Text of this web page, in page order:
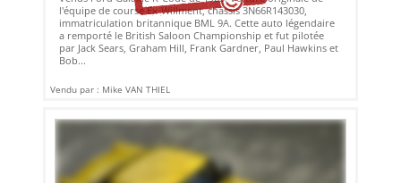
l'équipe de course Ex-Willment, châssis 3N66R143030,
immatriculation britannique BML 9A. Cette auto légendaire
a remporté le British Saloon Championship et fut pilotée
par Jack Sears, Graham Hill, Frank Gardner, Paul Hawkins et
Bob...
Vendu par : Mike VAN THIEL